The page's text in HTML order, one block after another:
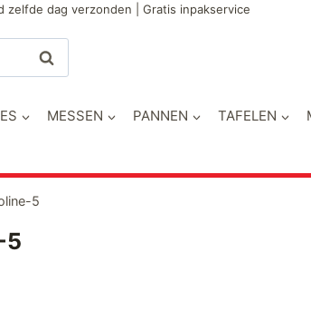
dag verzonden | Gratis inpakservice
Zoeken
MESSEN PANNEN TAFELEN
5
5